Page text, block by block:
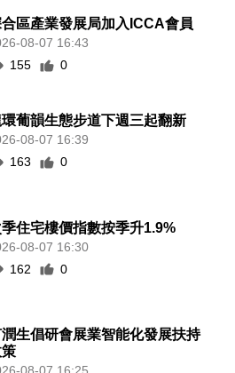
區產業發展局加入ICCA會員
08-07 16:43
155
0
葡韻生態步道下週三起翻新
08-07 16:39
163
0
季住宅樓價指數按季升1.9%
08-07 16:30
162
0
生倡研會展業智能化發展扶持